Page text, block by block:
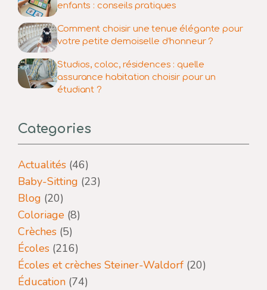
enfants : conseils pratiques
Comment choisir une tenue élégante pour
votre petite demoiselle d’honneur ?
Studios, coloc, résidences : quelle
assurance habitation choisir pour un
étudiant ?
Categories
Actualités (46)
Baby-Sitting (23)
Blog (20)
Coloriage (8)
Crèches (5)
Écoles (216)
Écoles et crèches Steiner-Waldorf (20)
Éducation (74)